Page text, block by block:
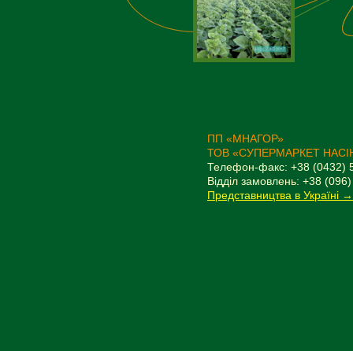
ПП «МНАГОР»
ТОВ «СУПЕРМАРКЕТ
Телефон-факс: +38 (0432)
Відділ замовлень: +38
Представництва в Україні →